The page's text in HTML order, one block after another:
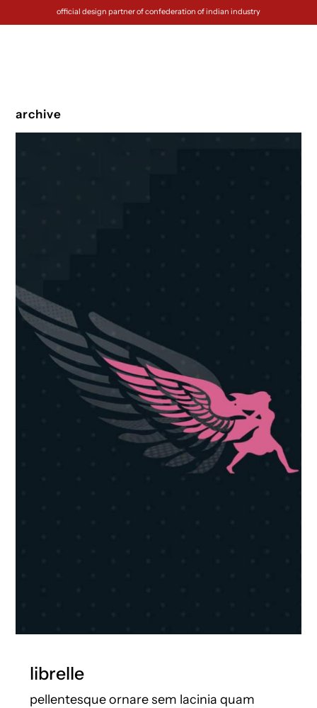
official design partner of confederation of indian industry
archive
librelle
pellentesque ornare sem lacinia quam